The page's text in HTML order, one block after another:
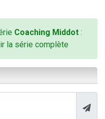
Coaching Middot :
la série complète